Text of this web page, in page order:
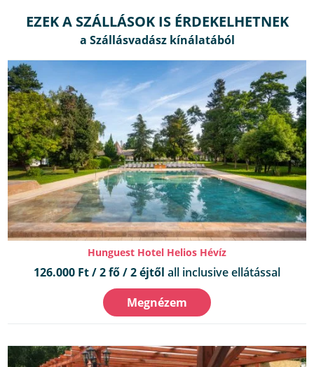
EZEK A SZÁLLÁSOK IS ÉRDEKELHETNEK
Hunguest Hotel Helios Hévíz
126.000 Ft / 2 fő / 2 éjtől all inclusive ellátással
Megnézem